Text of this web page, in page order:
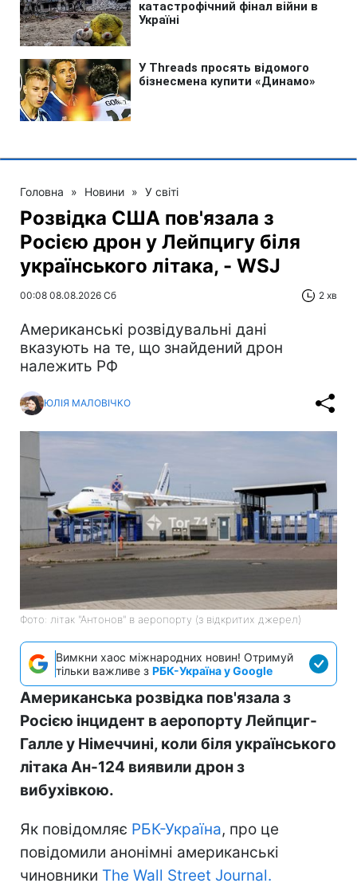
Головна » Новини » У світі
Розвідка США пов'язала з
Росією дрон у Лейпцигу біля
українського літака, - WSJ
00:08 08.08.2026 Сб 2 хв
Американські розвідувальні дані
вказують на те, що знайдений дрон
належить РФ
ЮЛІЯ МАЛОВІЧКО
Фото: літак "Антонов" в аеропорту (з відкритих джерел)
Вимкни хаос міжнародних новин! Отримуй
тільки важливе з РБК-Україна у Google
Американська розвідка пов'язала з
Росією інцидент в аеропорту Лейпциг-
Галле у Німеччині, коли біля українського
літака Ан-124 виявили дрон з
вибухівкою.
Як повідомляє РБК-Україна, про це
повідомили анонімні американські
чиновники The Wall Street Journal.